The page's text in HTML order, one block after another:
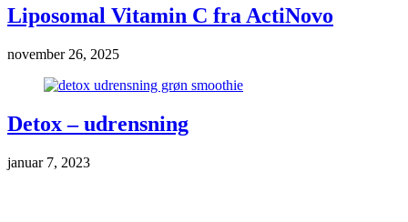
Liposomal Vitamin C fra ActiNovo
november 26, 2025
Detox – udrensning
januar 7, 2023